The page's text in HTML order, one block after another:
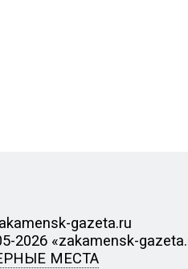
gazeta.ru
2026 «zakamensk-
МЕСТА